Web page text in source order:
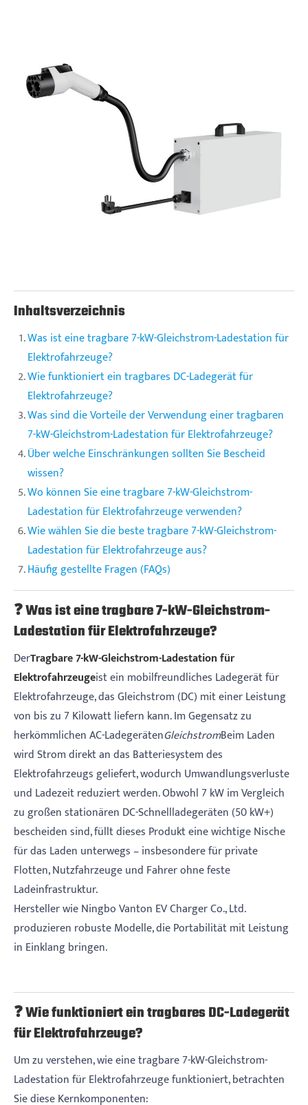
Inhaltsverzeichnis
Was ist eine tragbare 7-kW-Gleichstrom-Ladestation für
Elektrofahrzeuge?
Wie funktioniert ein tragbares DC-Ladegerät für
Elektrofahrzeuge?
Was sind die Vorteile der Verwendung einer tragbaren
7-kW-Gleichstrom-Ladestation für Elektrofahrzeuge?
Über welche Einschränkungen sollten Sie Bescheid
wissen?
Wo können Sie eine tragbare 7-kW-Gleichstrom-
Ladestation für Elektrofahrzeuge verwenden?
Wie wählen Sie die beste tragbare 7-kW-Gleichstrom-
Ladestation für Elektrofahrzeuge aus?
Häufig gestellte Fragen (FAQs)
❓ Was ist eine tragbare 7-kW-Gleichstrom-
Ladestation für Elektrofahrzeuge?
DerTragbare 7-kW-Gleichstrom-Ladestation für
Elektrofahrzeugeist ein mobilfreundliches Ladegerät für
Elektrofahrzeuge, das Gleichstrom (DC) mit einer Leistung
von bis zu 7 Kilowatt liefern kann. Im Gegensatz zu
herkömmlichen AC-LadegerätenGleichstromBeim Laden
wird Strom direkt an das Batteriesystem des
Elektrofahrzeugs geliefert, wodurch Umwandlungsverluste
und Ladezeit reduziert werden. Obwohl 7 kW im Vergleich
zu großen stationären DC-Schnellladegeräten (50 kW+)
bescheiden sind, füllt dieses Produkt eine wichtige Nische
für das Laden unterwegs – insbesondere für private
Flotten, Nutzfahrzeuge und Fahrer ohne feste
Ladeinfrastruktur.
Hersteller wie Ningbo Vanton EV Charger Co., Ltd.
produzieren robuste Modelle, die Portabilität mit Leistung
in Einklang bringen.
❓ Wie funktioniert ein tragbares DC-Ladegerät
für Elektrofahrzeuge?
Um zu verstehen, wie eine tragbare 7-kW-Gleichstrom-
Ladestation für Elektrofahrzeuge funktioniert, betrachten
Sie diese Kernkomponenten: